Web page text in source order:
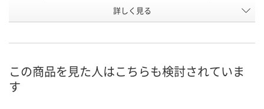
EJ05669 EJ05680
8月8日（土）
詳しく見る
この商品を見た人はこちらも検討されていま
す